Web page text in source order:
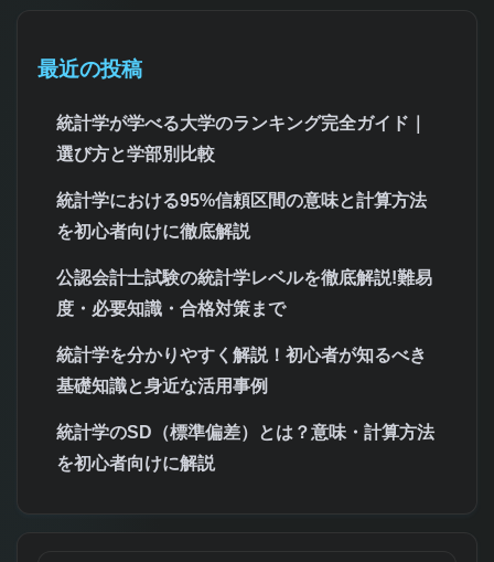
最近の投稿
統計学が学べる大学のランキング完全ガイド｜
選び方と学部別比較
統計学における95%信頼区間の意味と計算方法
を初心者向けに徹底解説
公認会計士試験の統計学レベルを徹底解説!難易
度・必要知識・合格対策まで
統計学を分かりやすく解説！初心者が知るべき
基礎知識と身近な活用事例
統計学のSD（標準偏差）とは？意味・計算方法
を初心者向けに解説